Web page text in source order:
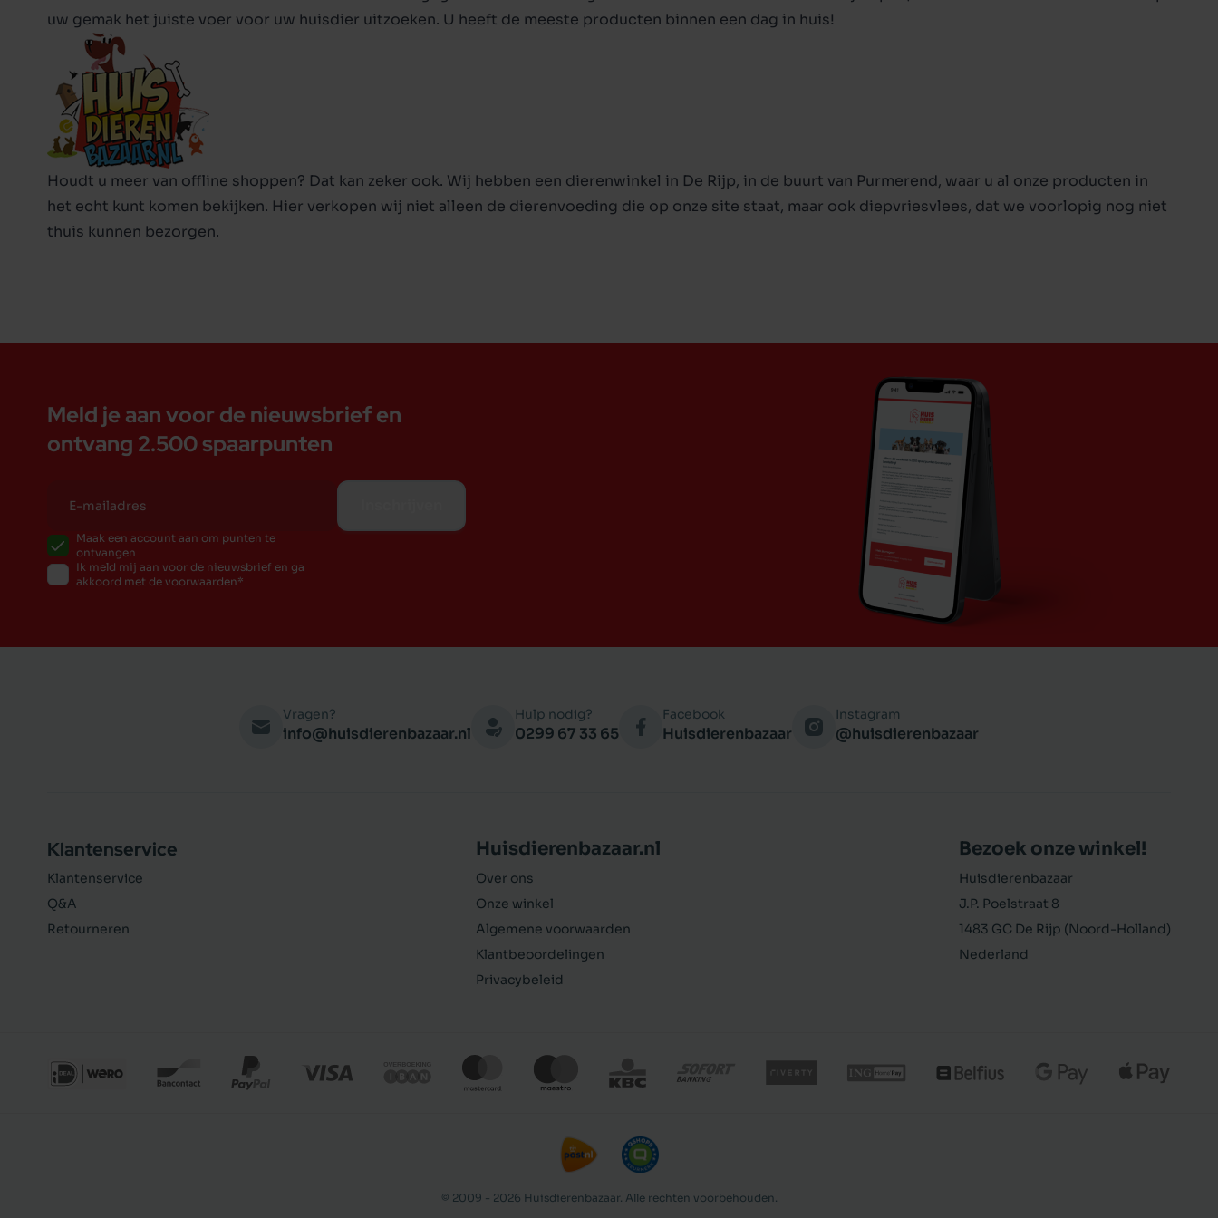
uw gemak het juiste voer voor uw huisdier uitzoeken. U heeft de meeste producten binnen een dag in huis!
Houdt u meer van offline shoppen? Dat kan zeker ook. Wij hebben een dierenwinkel in De Rijp, in de buurt van Purmerend, waar u al onze producten in
het echt kunt komen bekijken. Hier verkopen wij niet alleen de dierenvoeding die op onze site staat, maar ook diepvriesvlees, dat we voorlopig nog niet
thuis kunnen bezorgen.
Meld je aan voor de nieuwsbrief en
ontvang 2.500 spaarpunten
Maak een account aan om punten te
ontvangen
Ik meld mij aan voor de nieuwsbrief en ga
akkoord met de voorwaarden
Vragen?
info@huisdierenbazaar.nl
Hulp nodig?
0299 67 33 65
Facebook
Huisdierenbazaar
Instagram
@huisdierenbazaar
Klantenservice
Klantenservice
Q&A
Retourneren
Huisdierenbazaar.nl
Over ons
Onze winkel
Algemene voorwaarden
Klantbeoordelingen
Privacybeleid
Bezoek onze winkel!
Huisdierenbazaar
J.P. Poelstraat 8
1483 GC De Rijp (Noord-Holland)
Nederland
© 2009 - 2026 Huisdierenbazaar. Alle rechten voorbehouden.